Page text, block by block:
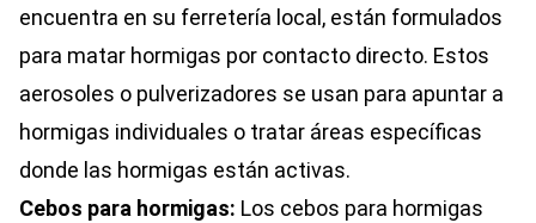
encuentra en su ferretería local, están formulados
para matar hormigas por contacto directo. Estos
aerosoles o pulverizadores se usan para apuntar a
hormigas individuales o tratar áreas específicas
donde las hormigas están activas.
Cebos para hormigas: Los cebos para hormigas